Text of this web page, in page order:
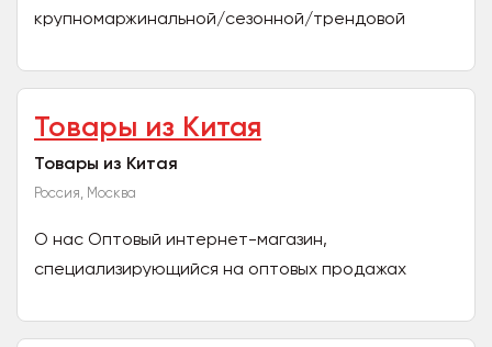
крупномаржинальной/сезонной/трендовой
Sasmung) Электросамокаты...
Товары из Китая
Товары из Китая
Россия, Москва
О нас Оптовый интернет-магазин,
специализирующийся на оптовых продажах
легко продать и получить...